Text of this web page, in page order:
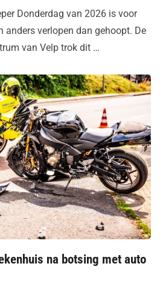
Donderdag van 2026 is voor
anders verlopen dan gehoopt. De
van Velp trok dit …
na botsing met auto